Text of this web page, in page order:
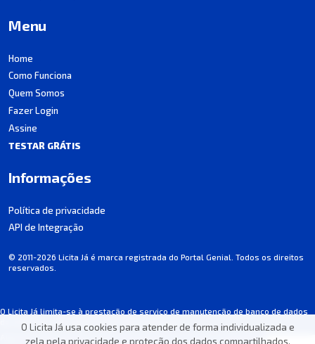
O Licita Já usa cookies para atender de forma individualizada e
zela pela privacidade e proteção dos dados compartilhados.
O Licita Já limita-se à prestação de serviço de manutenção de banco de dados
de licitações, não participando dos processos.
Algumas informações podem apresentar incorreções involuntárias. Consulte
Menu
Home
Como Funciona
Quem Somos
Fazer Login
Assine
TESTAR GRÁTIS
Informações
Política de privacidade
API de Integração
© 2011-2026 Licita Já é marca registrada do Portal Genial. Todos os direitos
reservados.